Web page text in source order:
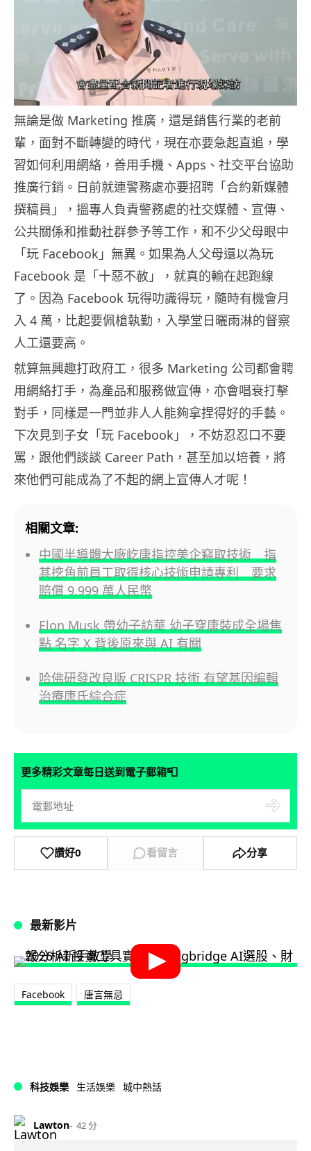
無論是做 Marketing 推廣，還是銷售行業的老前
輩，面對不斷轉變的時代，現在亦要急起直追，學
習如何利用網絡，善用手機、Apps、社交平台協助
推廣行銷。日前就連警務處亦要招聘「合約新媒體
撰稿員」，搵專人負責警務處的社交媒體、宣傳、
公共關係和推動社群參予等工作，和不少父母眼中
「玩 Facebook」無異。如果為人父母還以為玩
Facebook 是「十惡不赦」，就真的輸在起跑線
了。因為 Facebook 玩得叻識得玩，隨時有機會月
入 4 萬，比起要佩槍執勤，入學堂日曬雨淋的督察
人工還要高。
就算無興趣打政府工，很多 Marketing 公司都會聘
用網絡打手，為產品和服務做宣傳，亦會唱衰打擊
對手，同樣是一門並非人人能夠拿捏得好的手藝。
下次見到子女「玩 Facebook」，不妨忍忍口不要
罵，跟他們談談 Career Path，甚至加以培養，將
來他們可能成為了不起的網上宣傳人才呢！
相關文章:
中國半導體大廠屹唐指控美企竊取技術 指
其挖角前員工取得核心技術申請專利 要求
賠償 9,999 萬人民幣
Elon Musk 帶幼子訪華 幼子穿唐裝成全場焦
點 名字 X 背後原來與 AI 有關
哈佛研發改良版 CRISPR 技術 有望基因編輯
治療唐氏綜合症
更多精彩文章每日送到電子郵箱📮
讚好0 看留言 分享
最新影片
Facebook 唐言無忌
科技娛樂 生活娛樂 城中熱話
Lawton 42 分